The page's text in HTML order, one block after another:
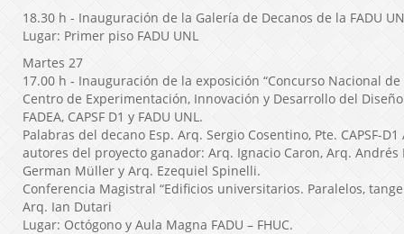
18.30 h - Inauguración de la Galería de Decanos de la FADU
Lugar: Primer piso FADU UNL
Martes 27
17.00 h - Inauguración de la exposición “Concurso Nacional
Centro de Experimentación, Innovación y Desarrollo del
FADEA, CAPSF D1 y FADU UNL.
Palabras del decano Esp. Arq. Sergio Cosentino, Pte. CAPSF-
autores del proyecto ganador: Arq. Ignacio Caron, Arq. Andrés
German Müller y Arq. Ezequiel Spinelli.
Conferencia Magistral “Edificios universitarios. Paralelos,
Arq. Ian Dutari
Lugar: Octógono y Aula Magna FADU – FHUC.